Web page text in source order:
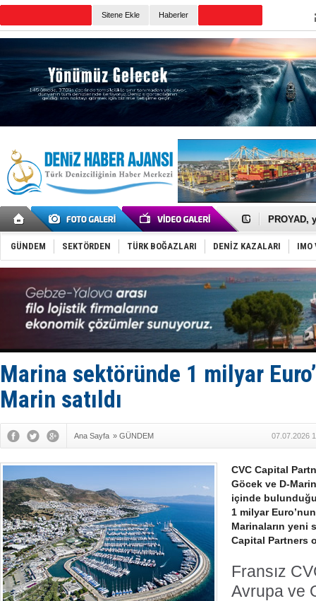
Sitene Ekle Haberler
İTU AUV,
PROYAD,
Türkiye-
Türk
Deniz
DÖDER,
Fairline,
Baltık
Runit
Limana
Türk
Hüseyin
Med
GÜNDEM SEKTÖRDEN TÜRK BOĞAZLARI DENİZ KAZALARI IMO
Marina sektöründe 1 milyar
Marin satıldı
Ana Sayfa » GÜNDEM 07.07.2026
CVC Capital
Göcek ve D-
içinde
1 milyar
Marinaların yeni
Capital Partners
Fransız
Avrupa ve